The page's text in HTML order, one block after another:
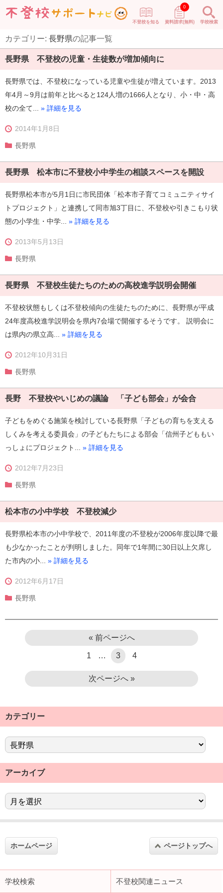
不登校を知る 資料請求(無料)
0
学校検索
カテゴリー: 長野県の記事一覧
長野県 不登校の児童・生徒数が増加傾向に
長野県では、不登校になっている児童や生徒が増えています。2013
年4月～9月は前年と比べると124人増の1666人となり、小・中・高
校の全て... » 詳細を見る
2014年1月8日
長野県
長野県 松本市に不登校小中学生の相談スペースを開設
長野県松本市が5月1日に市民団体「松本市子育てコミュニティサイ
トプロジェクト」と連携して同市旭3丁目に、不登校や引きこもり状
態の小学生・中学... » 詳細を見る
2013年5月13日
長野県
長野県 不登校生徒たちのための高校進学説明会開催
不登校状態もしくは不登校傾向の生徒たちのために、長野県が平成
24年度高校進学説明会を県内7会場で開催するそうです。 説明会に
は県内の県立高... » 詳細を見る
2012年10月31日
長野県
長野 不登校やいじめの議論 「子ども部会」が会合
子どもをめぐる施策を検討している長野県「子どもの育ちを支える
しくみを考える委員会」の子どもたちによる部会「信州子どももい
っしょにプロジェクト... » 詳細を見る
2012年7月23日
長野県
松本市の小中学校 不登校減少
長野県松本市の小中学校で、2011年度の不登校が2006年度以降で最
も少なかったことが判明しました。同年で1年間に30日以上欠席し
た市内の小... » 詳細を見る
2012年6月17日
長野県
« 前ページへ
1 … 3 4
次ページへ »
カテゴリー
アーカイブ
ホームページ ページトップへ
学校検索 不登校関連ニュース